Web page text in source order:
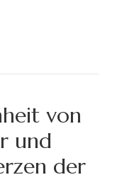
von
und
der